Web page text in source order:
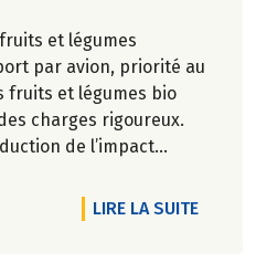
EN PLASTIQUE
et légumes
par avion, priorité au
fruits et légumes bio
charges rigoureux.
de l’impact
manger des produits
de la saisonnalité,
LIRE LA SUITEDE